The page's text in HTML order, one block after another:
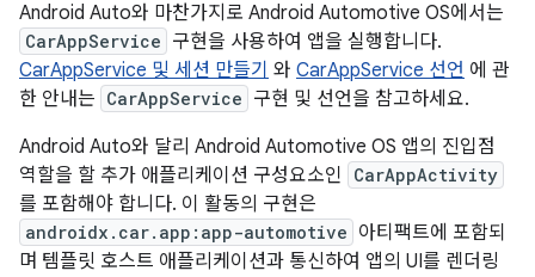
Android Auto와 마찬가지로 Android Automotive OS에서는
CarAppService 구현을 사용하여 앱을 실행합니다.
CarAppService 및 세션 만들기 와 CarAppService 선언 에 관
한 안내는 CarAppService 구현 및 선언을 참고하세요.
Android Auto와 달리 Android Automotive OS 앱의 진입점
역할을 할 추가 애플리케이션 구성요소인
CarAppActivity
를 포함해야 합니다. 이 활동의 구현은
androidx.car.app:app-automotive 아티팩트에 포함되
며 템플릿 호스트 애플리케이션과 통신하여 앱의 UI를 렌더링